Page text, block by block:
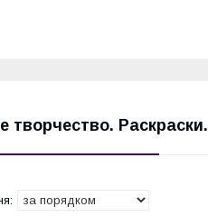
творчество. Раскраски.